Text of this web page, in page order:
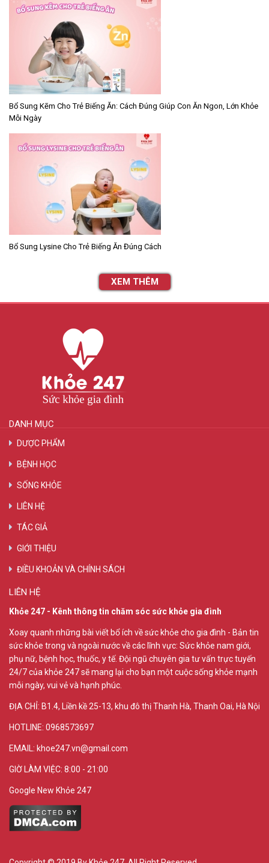
Bổ Sung Kẽm Cho Trẻ Biếng Ăn: Cách Đúng Giúp Con Ăn Ngon, Lớn Khỏe
Mỗi Ngày
Bổ Sung Lysine Cho Trẻ Biếng Ăn Đúng Cách
XEM THÊM
DANH MỤC
DƯỢC PHẨM
BỆNH HỌC
SỐNG KHỎE
LIÊN HỆ
TÁC GIẢ
GIỚI THIỆU
ĐIỀU KHOẢN VÀ CHÍNH SÁCH
LIÊN HỆ
Khỏe 247 - Kênh thông tin chăm sóc sức khỏe gia đình
Xoay quanh những bài viết bổ ích về sức khỏe cho gia đình - Bản tin
sức khỏe trong và ngoài nước về các lĩnh vực: Sức khỏe nam giới,
phụ nữ, bệnh học, thuốc, y tế. Đội ngũ chuyên gia tư vấn trực tuyến
24/7 của khỏe 247 sẽ mang lại cho bạn một cuộc sống khỏe mạnh
mỗi ngày, vui vẻ và hạnh phúc.
ĐỊA CHỈ: B1.4, Liền kề 25-13, khu đô thị Thanh Hà, Thanh Oai, Hà Nội
HOTLINE: 0968573697
EMAIL: khoe247.vn@gmail.com
GIỜ LÀM VIỆC: 8:00 - 21:00
Google New Khỏe 247